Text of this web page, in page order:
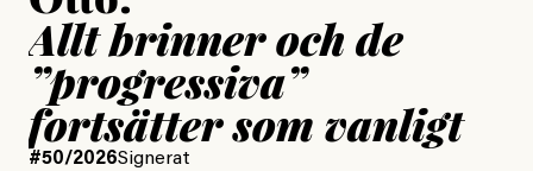
Allt brinner och de
”progressiva”
fortsätter som vanligt
#50/2026Signerat